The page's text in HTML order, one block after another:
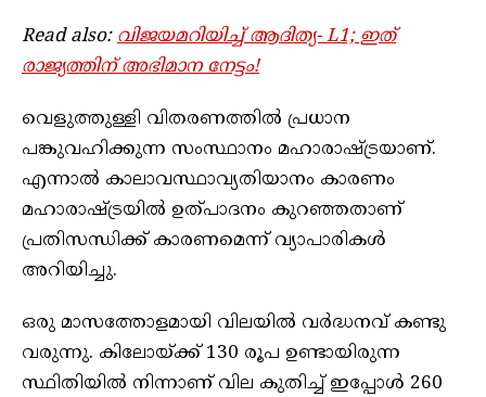
Read also:വിജയമറിയിച്ച് ആദിത്യ- L1; ഇത്
രാജ്യത്തിന് അഭിമാന നേട്ടം!
വെളുത്തുള്ളി വിതരണത്തിൽ പ്രധാന
പങ്കുവഹിക്കുന്ന സംസ്ഥാനം മഹാരാഷ്ട്രയാണ്.
എന്നാൽ കാലാവസ്ഥാവ്യതിയാനം കാരണം
മഹാരാഷ്ട്രയിൽ ഉത്പാദനം കുറഞ്ഞതാണ്
പ്രതിസന്ധിക്ക് കാരണമെന്ന് വ്യാപാരികൾ
അറിയിച്ചു.
ഒരു മാസത്തോളമായി വിലയിൽ വർദ്ധനവ് കണ്ടു
വരുന്നു. കിലോയ്ക്ക് 130 രൂപ ഉണ്ടായിരുന്ന
സ്ഥിതിയിൽ നിന്നാണ് വില കുതിച്ച് ഇപ്പോൾ 260